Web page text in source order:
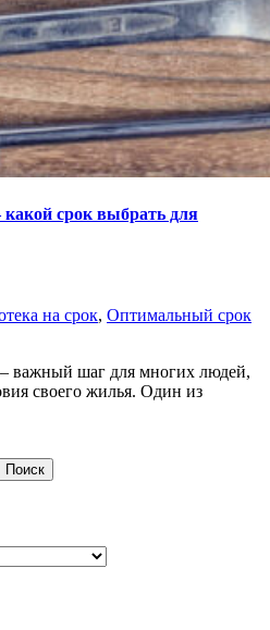
какой срок выбрать для
на срок, Оптимальный срок
важный шаг для многих людей,
своего жилья. Один из